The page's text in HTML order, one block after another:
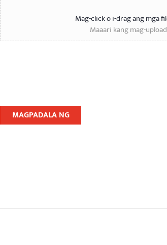
Mag-click o i-drag ang mga
Maaari kang mag-
MAGPADALA NG